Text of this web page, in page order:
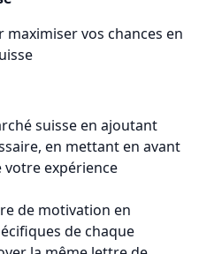
vos chances en
suisse en ajoutant
en mettant en avant
expérience
de motivation en
de chaque